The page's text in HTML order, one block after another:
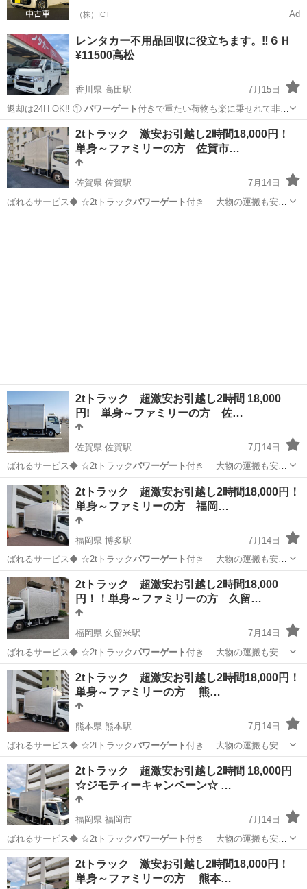
（株）ICT Ad
レンタカー不用品回収に役立ちます。‼️６Ｈ
¥11500高松
香川県 高田駅
7月15日
️返却は24H OK‼️ ① パワーゲート付きで重たい荷物も楽に乗せれて非
常…
香川 高松市 高田駅 その他 レンタカー
2tトラック 激安お引越し2時間18,000円！
単身～ファミリーの方 佐賀市…
佐賀県 佐賀駅
7月14日
ばれるサービス◆ ☆2tトラックパワーゲート付き 大物の運搬も安心
2tトラック 超激安お引越し2時間 18,000
円! 単身～ファミリーの方 佐…
佐賀県 佐賀駅
7月14日
ばれるサービス◆ ☆2tトラックパワーゲート付き 大物の運搬も安心
…佐賀 佐賀市 佐賀駅 引っ越し 料金
2tトラック 超激安お引越し2時間18,000円！
単身～ファミリーの方 福岡…
福岡県 博多駅
7月14日
ばれるサービス◆ ☆2tトラックパワーゲート付き 大物の運搬も安心
…福岡 福岡市 博多駅 引っ越し 無料
2tトラック 超激安お引越し2時間18,000
円！！単身～ファミリーの方 久留…
福岡県 久留米駅
7月14日
ばれるサービス◆ ☆2tトラックパワーゲート付き 大物の運搬も安心
…福岡 久留米市 久留米駅 引っ越し レンタカー
2tトラック 超激安お引越し2時間18,000円！
単身～ファミリーの方 熊…
熊本県 熊本駅
7月14日
ばれるサービス◆ ☆2tトラックパワーゲート付き 大物の運搬も安心
…熊本 熊本市 熊本駅 引っ越し 無料
2tトラック 超激安お引越し2時間 18,000円
☆ジモティーキャンペーン☆ …
福岡県 福岡市
7月14日
ばれるサービス◆ ☆2tトラックパワーゲート付き 大物の運搬も安心
…福岡 福岡市 便利屋 無料
2tトラック 激安お引越し2時間18,000円！
単身～ファミリーの方 熊本…